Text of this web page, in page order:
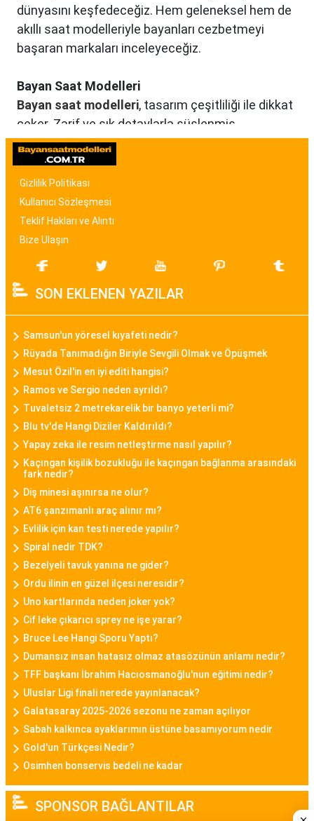
dünyasını keşfedeceğiz. Hem geleneksel hem de
akıllı saat modelleriyle bayanları cezbetmeyi
başaran markaları inceleyeceğiz.
Bayan Saat Modelleri
Bayan saat modelleri, tasarım çeşitliliği ile dikkat
çeker. Zarif ve şık detaylarla süslenmiş
modellerden, spor ve günlük kullanıma uygun
olanlara kadar birçok seçenek mevcuttur. Renk,
malzeme ve tasarım özellikleriyle bayan saat
modelleri, kullanıcıların tarzına uygun seçenekler
sunar.
Teknolojinin gelişimi ile birlikte bayan akıllı saat
modelleri de popülerlik kazanmıştır. Bu modeller,
sadece zamanı göstermekle kalmayıp, fitness
takibi, çağrı bildirimleri, müzik kontrolü gibi
fonksiyonları da içinde barındırarak günümüz
kadınının aktif yaşam tarzına uygun bir seçenek
sunar.
Daniel Klein Bayan Saat
Daniel Klein, şıklık ve kaliteyi bir araya getiren
bayan saat modelleriyle bilinen bir markadır.
malzemeleriyle Daniel Klein bayan saatleri,
kullanıcılarına tarz bir görünüm sunar.
Casio Bayan Saat
Casio, sağlamlığı ve fonksiyonelliği ile tanınan bir
markadır. Casio bayan saat modelleri, dayanıklılık
ve şıklığı bir araya getirerek spor ve günlük
kullanıma uygun seçenekler sunar.
Fossil Bayan Saat
Fossil, vintage ve modern tasarımları başarıyla
birleştiren bayan saat modelleriyle bilinir. Fossil
bayan saatleri, özgün detaylar ve kaliteli malzeme
kullanımıyla öne çıkar.
Altın Saat Bayan
Altın saat modelleri, lüks ve şıklığı temsil eder.
Gizlilik Politikası
Kullanıcı Sözleşmesi
Teklif Hakları ve Alıntı
Bize Ulaşın
SON EKLENEN YAZILAR
Samsun'un yöresel kıyafeti nedir?
Rüyada Tanımadığın Biriyle Sevgili Olmak ve Öpüşmek
Mesut Özil'in en iyi editi hangisi?
Ramos ve Sergio neden ayrıldı?
Tuvaletsiz 2 metrekarelik bir banyo yeterli mi?
Blu tv'de Hangi Diziler Kaldırıldı?
Yapay zeka ile resim netleştirme nasıl yapılır?
Kaçıngan kişilik bozukluğu ile kaçıngan bağlanma arasındaki
fark nedir?
Diş minesi aşınırsa ne olur?
AT6 şanzımanlı araç alınır mı?
Evlilik için kan testi nerede yapılır?
Spiral nedir TDK?
Bezelyeli tavuk yanına ne gider?
Ordu ilinin en güzel ilçesi neresidir?
Uno kartlarında neden joker yok?
Cif leke çıkarıcı sprey ne işe yarar?
Bruce Lee Hangi Sporu Yaptı?
Dumansız insan hatasız olmaz atasözünün anlamı nedir?
TFF başkanı İbrahim Hacıosmanoğlu'nun eğitimi nedir?
Uluslar Ligi finali nerede yayınlanacak?
Galatasaray 2025-2026 sezonu ne zaman açılıyor
Sabah kalkınca ayaklarımın üstüne basamıyorum nedir
Gold'un Türkçesi Nedir?
Osimhen bonservis bedeli ne kadar
SPONSOR BAĞLANTILAR